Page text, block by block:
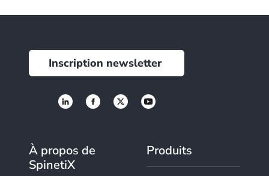
À propos de
SpinetiX
Produits
Inscription newsletter